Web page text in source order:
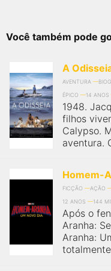
Você também pode
A
AVENTURA
ÉPICO
14 ANOS
1948.
filhos
Calypso.
aventura.
Homem-
FICÇÃO AÇÃO
12 ANOS
144
Após o
Aranha:
Aranha: